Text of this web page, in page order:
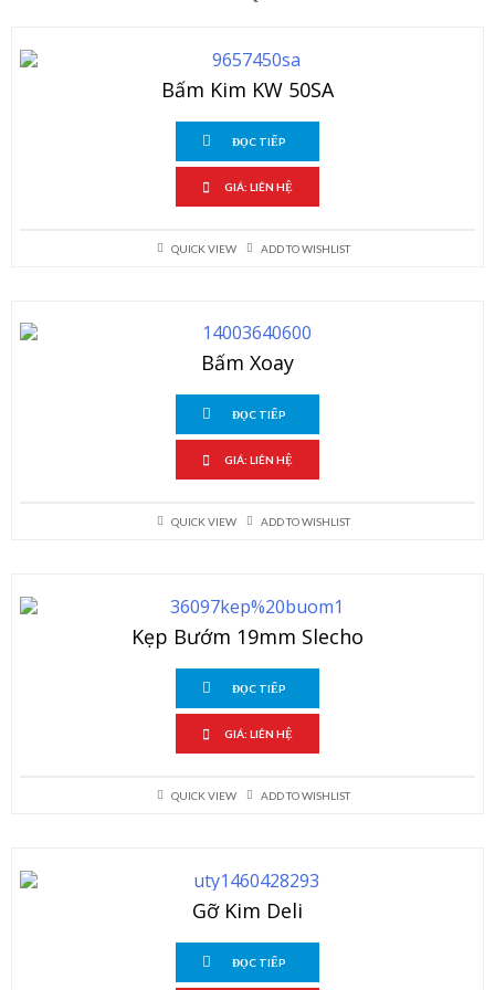
Bấm Kim KW 50SA
ĐỌC TIẾP
GIÁ: LIÊN HỆ
QUICK VIEW ADD TO WISHLIST
Bấm Xoay
ĐỌC TIẾP
GIÁ: LIÊN HỆ
QUICK VIEW ADD TO WISHLIST
Kẹp Bướm 19mm Slecho
ĐỌC TIẾP
GIÁ: LIÊN HỆ
QUICK VIEW ADD TO WISHLIST
Gỡ Kim Deli
ĐỌC TIẾP